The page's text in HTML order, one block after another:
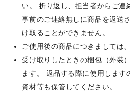
い。 折り返し、担当者からご連
事前のご連絡無しに商品を返送
け取ることができません。
ご使用後の商品につきましては
受け取りしたときの梱包（外装
ます。 返品する際に使用します
資材等も保管してください。